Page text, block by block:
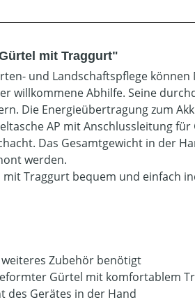
mit Traggurt"
und Landschaftspflege können
willkommene Abhilfe. Seine
Die Energieübertragung zum
AP mit Anschlussleitung
Das Gesamtgewicht in der
werden.
mit Traggurt bequem und einfach
Zubehör benötigt
Gürtel mit komfortablem
des Gerätes in der Hand